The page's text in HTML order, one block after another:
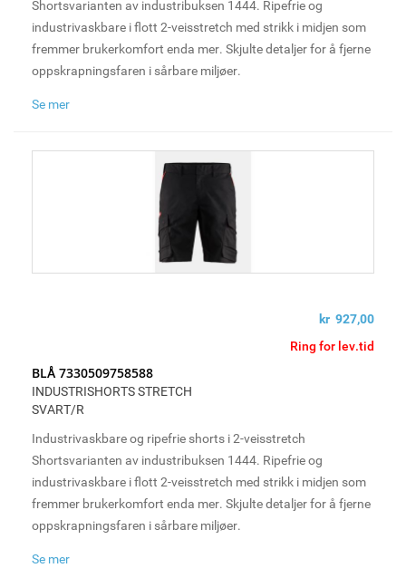
Shortsvarianten av industribuksen 1444. Ripefrie og
industrivaskbare i flott 2-veisstretch med strikk i midjen som
fremmer brukerkomfort enda mer. Skjulte detaljer for å fjerne
oppskrapningsfaren i sårbare miljøer.
Se mer
kr 927,00
Ring for lev.tid
BLÅ 7330509758588
INDUSTRISHORTS STRETCH
SVART/R
Industrivaskbare og ripefrie shorts i 2-veisstretch
Shortsvarianten av industribuksen 1444. Ripefrie og
industrivaskbare i flott 2-veisstretch med strikk i midjen som
fremmer brukerkomfort enda mer. Skjulte detaljer for å fjerne
oppskrapningsfaren i sårbare miljøer.
Se mer